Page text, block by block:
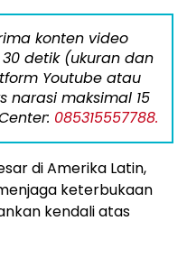
konten video
detik (ukuran dan
Youtube atau
narasi maksimal 15
085315557788.
di Amerika Latin,
keterbukaan
kendali atas